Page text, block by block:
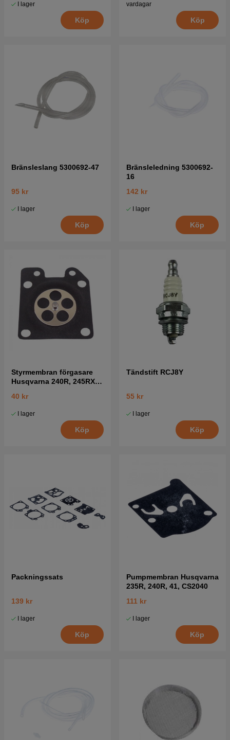
I lager
Köp
vardagar
Köp
Bränsleslang 5300692-47
95 kr
I lager
Köp
Bränsleledning 5300692-
16
142 kr
I lager
Köp
Styrmembran förgasare
Husqvarna 240R, 245RX,
40 kr
I lager
Köp
Tändstift RCJ8Y
55 kr
I lager
Köp
Packningssats
139 kr
I lager
Köp
Pumpmembran Husqvarna
235R, 240R, 41, CS2040
111 kr
I lager
Köp